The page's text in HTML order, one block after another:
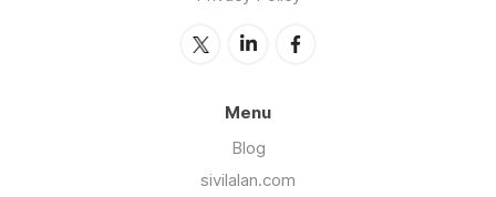
Türkiye’nin dört bir yanında erken tanı ve
sağlıklı yaşam konularında farkındalık seminerleri
Çünkü kanser yükü, ancak hepimiz taşın altına
Menu
Blog
sivilalan.com